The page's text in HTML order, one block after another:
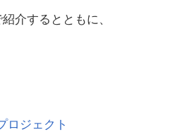
介するとともに、